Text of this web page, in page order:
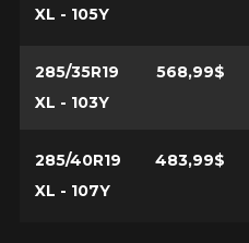
XL - 105Y
285/35R19
XL - 103Y
568,99$
285/40R19
XL - 107Y
483,99$